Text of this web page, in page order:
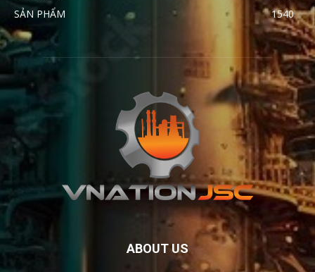
SẢN PHẨM
1540
ABOUT US